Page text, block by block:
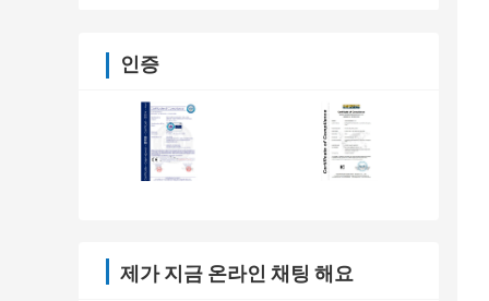
인증
제가 지금 온라인 채팅 해요